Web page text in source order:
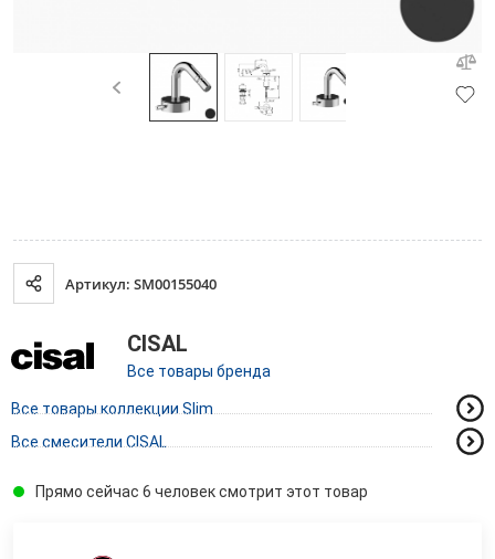
Артикул: SM00155040
CISAL
Все товары бренда
Все товары коллекции Slim
Все смесители CISAL
Прямо сейчас 6 человек смотрит этот товар